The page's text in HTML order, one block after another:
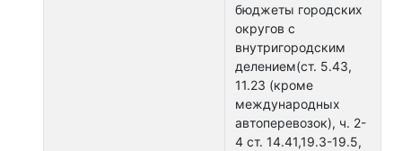
бюджеты городских
округов с
внутригородским
делением(ст. 5.43,
11.23 (кроме
международных
автоперевозок), ч. 2-
4 ст. 14.41,19.3-19.5,